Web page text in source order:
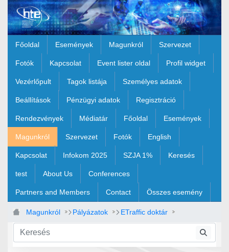
Ugrás a fő tartalomhoz
Főoldal Események Magunkról Szervezet
Fotók Kapcsolat Event lister oldal Profil widget
Vezérlőpult Tagok listája Személyes adatok
Beállítások Pénzügyi adatok Regisztráció
Rendezvények Médiatár Főoldal Események
Magunkról Szervezet Fotók English
Kapcsolat Infokom 2025 SZJA 1% Keresés
test About Us Conferences
Partners and Members Contact Összes esemény
Magunkról Pályázatok ETraffic doktár
Modultervek